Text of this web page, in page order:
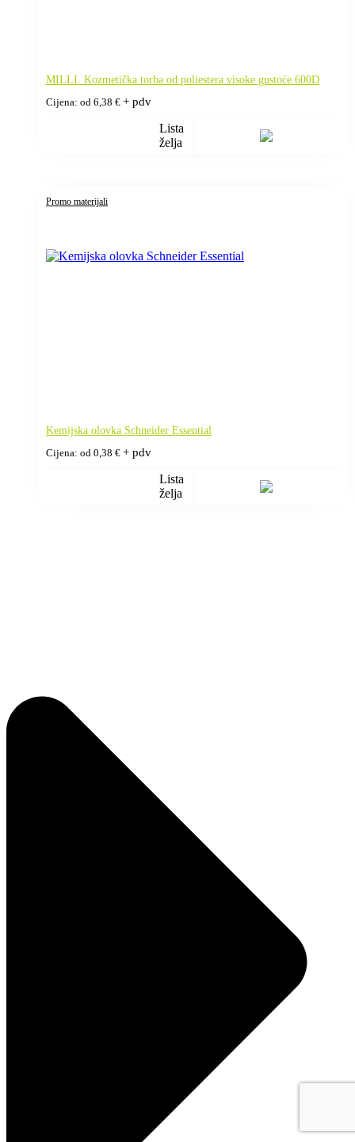
MILLI. Kozmetička torba od poliestera visoke gustoće 600D
Cijena: od 6,38 € + pdv
Lista
želja
Promo materijali
Kemijska olovka Schneider Essential
Cijena: od 0,38 € + pdv
Lista
želja